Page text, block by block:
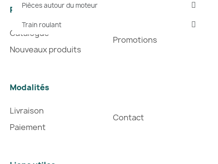
Pièces autour du moteur
Train roulant
Produits
Catalogue
Nouveaux produits
Promotions
Modalités
Livraison
Paiement
Contact